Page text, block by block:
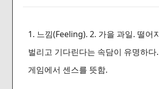
1. 느낌(Feeling). 2. 가을 과일. 떨어
벌리고 기다린다는 속담이 유명하다
게임에서 센스를 뜻함.